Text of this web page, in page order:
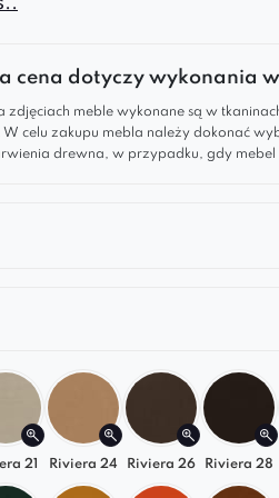
elegancki i wygodny
biurowej. Jej
pikowanie
z designerskim
subtelnego uroku i
wybrać pufę Bona?
wnętrz.
większego zestawu.
jakości tapicerka
–
gamie kolorów.
– staranne
cena dotyczy wykonania
zdjęciach meble wykonane są w
W celu zakupu mebla należy dokonać
drewna, w przypadku, gdy mebel
21 Riviera 24 Riviera 26 Riviera 28